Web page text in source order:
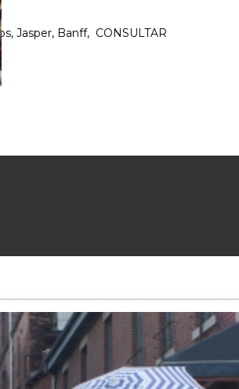
Jasper, Banff, CONSULTAR